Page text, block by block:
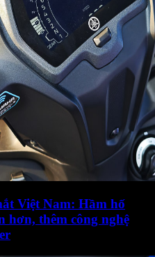
Việt Nam: Hầm hố
hơn, thêm công nghệ